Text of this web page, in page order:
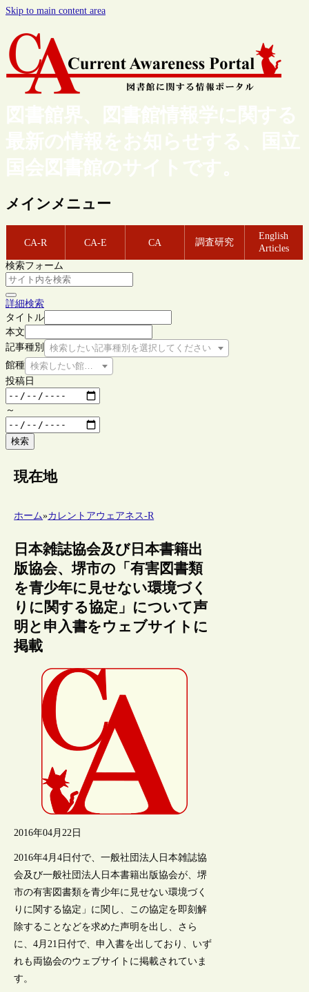
Skip to main content area
図書館界、図書館情報学に関する
最新の情報をお知らせする、国立
国会図書館のサイトです。
メインメニュー
CA-R CA-E CA 調査研究
English
Articles
検索フォーム
詳細検索
タイトル
本文
記事種別
検索したい記事種別を選択してください
館種 検索したい館種を選択してください
投稿日
～
検索
現在地
ホーム»カレントアウェアネス-R
日本雑誌協会及び日本書籍出
版協会、堺市の「有害図書類
を青少年に見せない環境づく
りに関する協定」について声
明と申入書をウェブサイトに
掲載
2016年04月22日
2016年4月4日付で、一般社団法人日本雑誌協
会及び一般社団法人日本書籍出版協会が、堺
市の有害図書類を青少年に見せない環境づく
りに関する協定」に関し、この協定を即刻解
除することなどを求めた声明を出し、さら
に、4月21日付で、申入書を出しており、いず
れも両協会のウェブサイトに掲載されていま
す。